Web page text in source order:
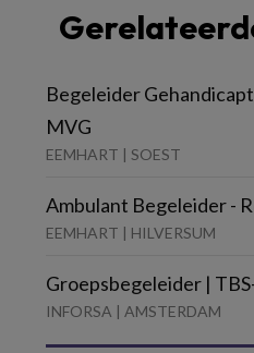
Begeleider
MVG
EEMHART | SOEST
Ambulant Begeleider -
EEMHART | HILVERSUM
Groepsbegeleider |
INFORSA | AMSTERDAM